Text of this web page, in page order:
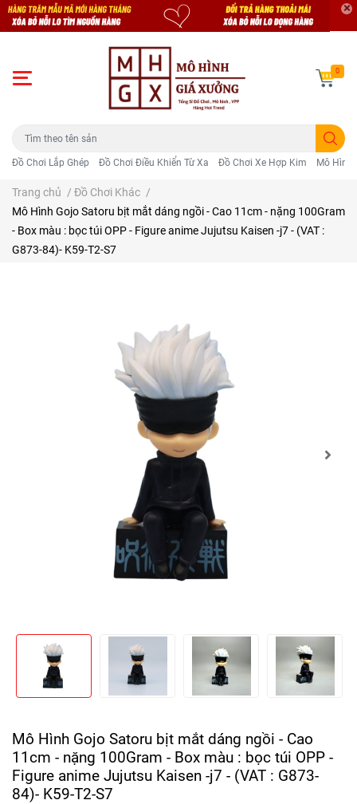
Đồ Chơi Lắp Ghép Đồ Chơi Điều Khiển Từ Xa Đồ Chơi Xe Hợp Kim Mô Hình
0
Trang chủ / Đồ Chơi Khác /
Mô Hình Gojo Satoru bịt mắt dáng ngồi - Cao 11cm - nặng 100Gram
- Box màu : bọc túi OPP - Figure anime Jujutsu Kaisen -j7 - (VAT :
G873-84)- K59-T2-S7
Mô Hình Gojo Satoru bịt mắt dáng ngồi - Cao
11cm - nặng 100Gram - Box màu : bọc túi OPP -
Figure anime Jujutsu Kaisen -j7 - (VAT : G873-
84)- K59-T2-S7